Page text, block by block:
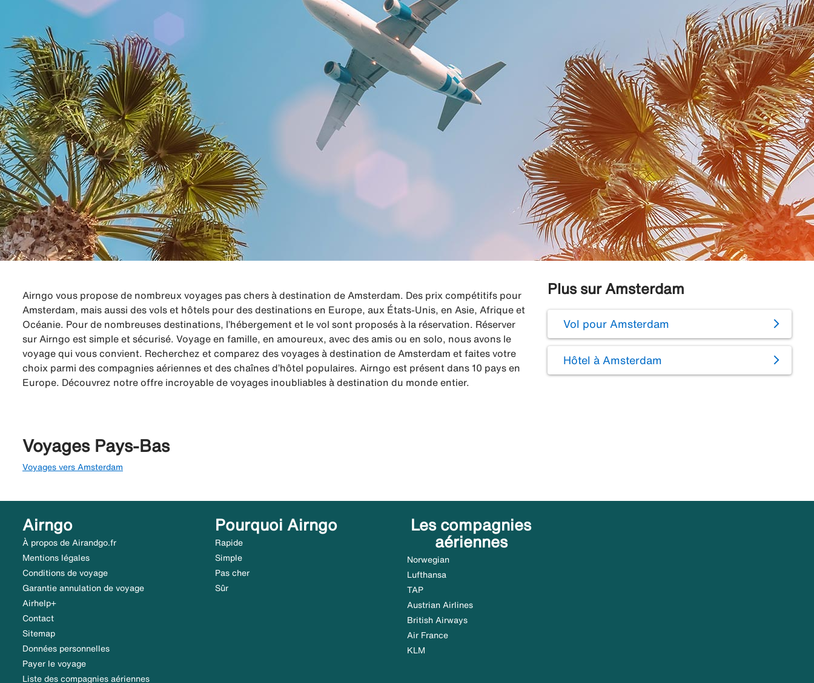
Airngo vous propose de nombreux voyages pas chers à destination de Amsterdam. Des prix compétitifs pour
Amsterdam, mais aussi des vols et hôtels pour des destinations en Europe, aux États-Unis, en Asie, Afrique et
Océanie. Pour de nombreuses destinations, l’hébergement et le vol sont proposés à la réservation. Réserver
sur Airngo est simple et sécurisé. Voyage en famille, en amoureux, avec des amis ou en solo, nous avons le
voyage qui vous convient. Recherchez et comparez des voyages à destination de Amsterdam et faites votre
choix parmi des compagnies aériennes et des chaînes d’hôtel populaires. Airngo est présent dans 10 pays en
Europe. Découvrez notre offre incroyable de voyages inoubliables à destination du monde entier.
Plus sur Amsterdam
Vol pour Amsterdam
Hôtel à Amsterdam
Voyages Pays-Bas
Voyages vers Amsterdam
Airngo
À propos de Airandgo.fr
Mentions légales
Conditions de voyage
Garantie annulation de voyage
Airhelp+
Contact
Sitemap
Données personnelles
Payer le voyage
Liste des compagnies aériennes
Pourquoi Airngo
Rapide
Simple
Pas cher
Sûr
Les compagnies
aériennes
Norwegian
Lufthansa
TAP
Austrian Airlines
British Airways
Air France
KLM